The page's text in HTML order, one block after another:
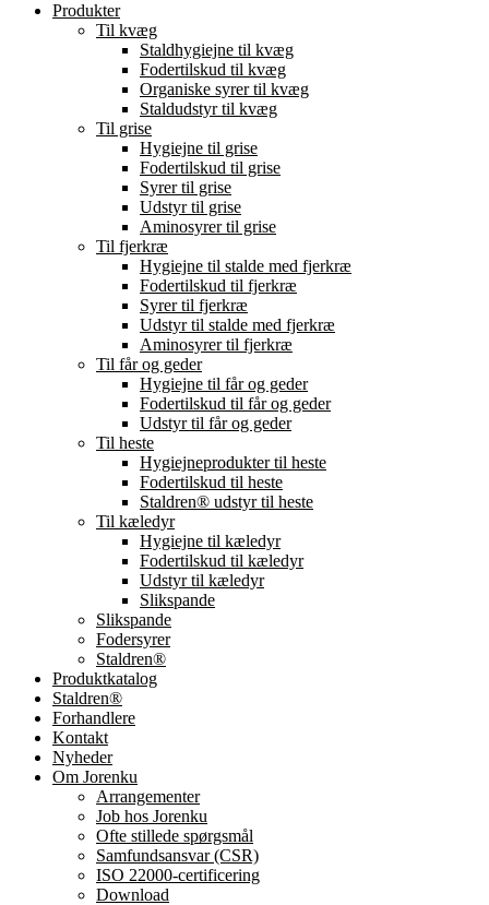
Produkter
Til kvæg
Staldhygiejne til kvæg
Fodertilskud til kvæg
Organiske syrer til kvæg
Staldudstyr til kvæg
Til grise
Hygiejne til grise
Fodertilskud til grise
Syrer til grise
Udstyr til grise
Aminosyrer til grise
Til fjerkræ
Hygiejne til stalde med fjerkræ
Fodertilskud til fjerkræ
Syrer til fjerkræ
Udstyr til stalde med fjerkræ
Aminosyrer til fjerkræ
Til får og geder
Hygiejne til får og geder
Fodertilskud til får og geder
Udstyr til får og geder
Til heste
Hygiejneprodukter til heste
Fodertilskud til heste
Staldren® udstyr til heste
Til kæledyr
Hygiejne til kæledyr
Fodertilskud til kæledyr
Udstyr til kæledyr
Slikspande
Slikspande
Fodersyrer
Staldren®
Produktkatalog
Staldren®
Forhandlere
Kontakt
Nyheder
Om Jorenku
Arrangementer
Job hos Jorenku
Ofte stillede spørgsmål
Samfundsansvar (CSR)
ISO 22000-certificering
Download